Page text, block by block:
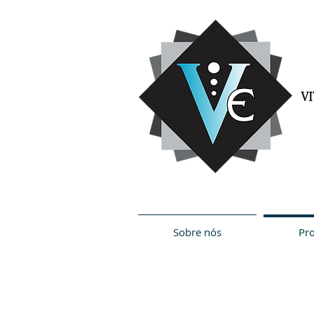
Sobre nós